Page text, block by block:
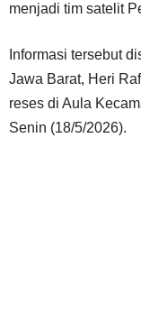
menjadi tim satelit
Informasi tersebut
Jawa Barat, Heri
reses di Aula
Senin (18/5/2026).